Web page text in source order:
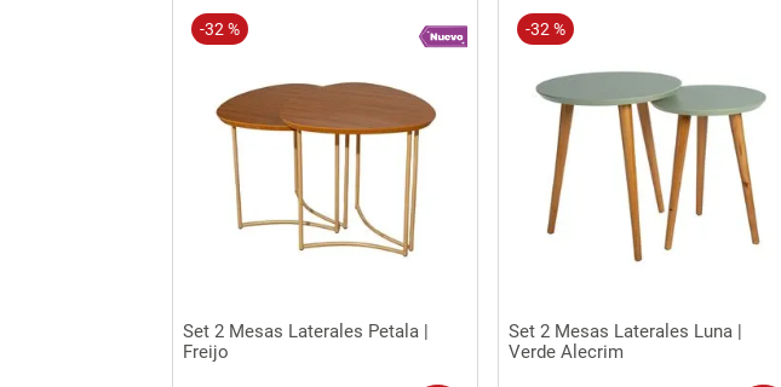
-32 %
Vista rápida
Set 2 Mesas Laterales Petala |
Freijo
-32 %
Vista rápida
Set 2 Mesas Laterales Luna |
Verde Alecrim